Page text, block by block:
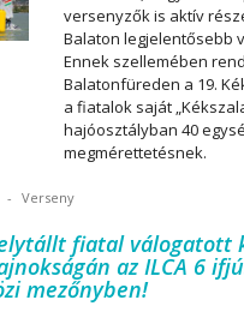
versenyzők is aktív
Balaton legjelentősebb
Ennek szellemében
Balatonfüreden a 19.
a fiatalok saját
hajóosztályban 40
megmérettetésnek.
- Verseny
fiatal válogatott
az ILCA 6
mezőnyben!